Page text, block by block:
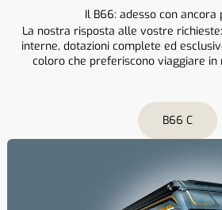
Il B66: adesso con ancora
La nostra risposta alle vostre
interne, dotazioni complete ed
coloro che preferiscono viaggiare in
B66 C